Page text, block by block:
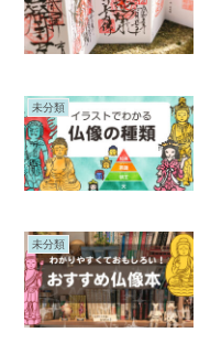
未分類
未分類